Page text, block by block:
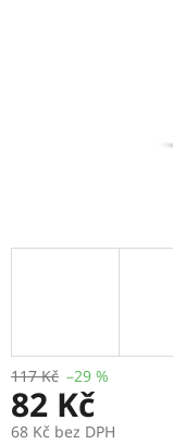
117 Kč –29 %
82 Kč
68 Kč bez DPH